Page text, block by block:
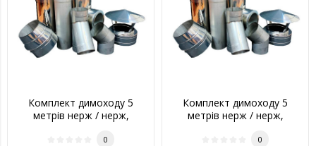
Комплект димоходу 5
метрів нерж / нерж,
0
Комплект димоходу 5
метрів нерж / нерж,
0